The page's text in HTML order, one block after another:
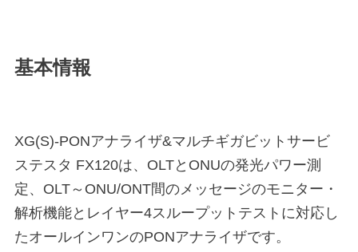
基本情報
XG(S)-PONアナライザ&マルチギガビットサービ
ステスタ FX120は、OLTとONUの発光パワー測
定、OLT～ONU/ONT間のメッセージのモニター・
解析機能とレイヤー4スループットテストに対応し
たオールインワンのPONアナライザです。